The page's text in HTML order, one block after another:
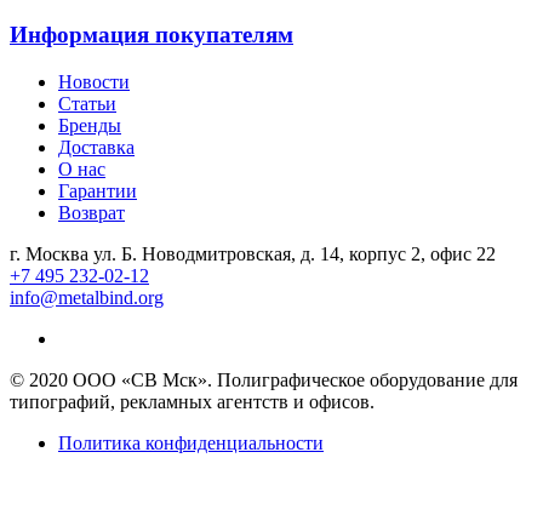
Информация покупателям
Новости
Статьи
Бренды
Доставка
О нас
Гарантии
Возврат
г. Москва ул. Б. Новодмитровская, д. 14, корпус 2, офис 22
+7 495 232-02-12
info@metalbind.org
© 2020 ООО «СВ Мск». Полиграфическое оборудование для
типографий, рекламных агентств и офисов.
Политика конфиденциальности